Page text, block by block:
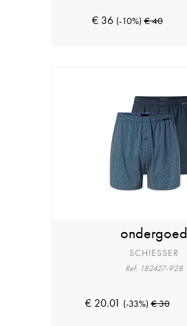
€ 36 (-10%) € 40
ondergoed
SCHIESSER
Ref: 182427-928
€ 20.01 (-33%) € 30